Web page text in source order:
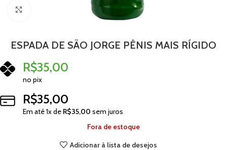
ESPADA DE SÃO JORGE PÊNIS MAIS RÍGIDO
R$35,00
no pix
R$35,00
Em até1x de R$35,00 sem juros
Fora de estoque
Adicionar à lista de desejos